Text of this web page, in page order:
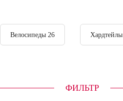
Велосипеды 26 Хардтейлы
ФИЛЬТР